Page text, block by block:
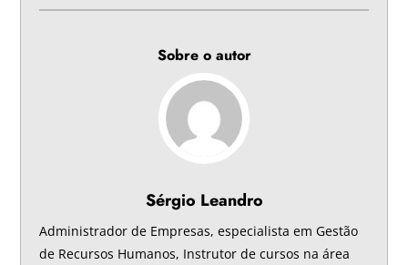
Sobre o autor
Sérgio Leandro
Administrador de Empresas, especialista em Gestão
de Recursos Humanos, Instrutor de cursos na área